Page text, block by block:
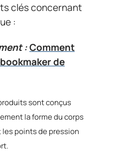
clés concernant
:
:Comment
de
sont conçus
la forme du corps
points de pression